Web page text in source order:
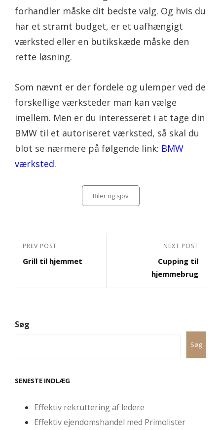
forhandler måske dit bedste valg. Og hvis du
har et stramt budget, er et uafhængigt
værksted eller en butikskæde måske den
rette løsning.
Som nævnt er der fordele og ulemper ved de
forskellige værksteder man kan vælge
imellem. Men er du interesseret i at tage din
BMW til et autoriseret værksted, så skal du
blot se nærmere på følgende link: BMW
værksted.
Categories
Biler og sjov
Indlægsnavigation
Previous
Post
PREV POST
Grill til hjemmet
NEXT POST
Cupping til
hjemmebrug
Søg
Søg
SENESTE INDLÆG
Effektiv rekruttering af ledere
Effektiv ejendomshandel med Primolister